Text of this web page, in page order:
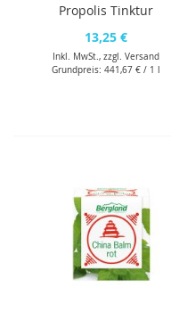
Propolis Tinktur
13,25 €
Inkl. MwSt., zzgl.Versand
Grundpreis: 441,67 € / 1 l